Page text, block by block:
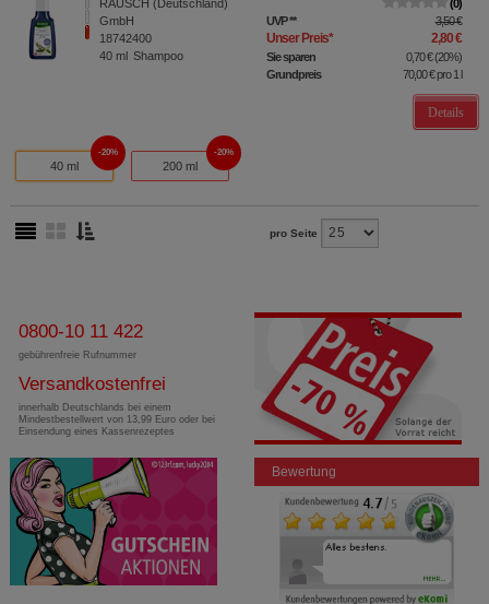
RAUSCH (Deutschland)
GmbH
18742400
40 ml Shampoo
0
UVP** 3,50 €
Unser Preis* 2,80 €
Sie sparen 0,70 €(20%)
Grundpreis
70,00 €pro 1 l
Details
40 ml
20%
200 ml
20%
pro Seite
0800-10 11 422
gebührenfreie Rufnummer
Versandkostenfrei
innerhalb Deutschlands bei einem
Mindestbestellwert von 13,99 Euro oder bei
Einsendung eines Kassenrezeptes
Bewertung